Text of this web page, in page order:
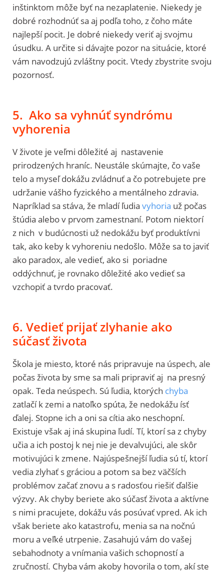
inštinktom môže byť na nezaplatenie. Niekedy je
dobré rozhodnúť sa aj podľa toho, z čoho máte
najlepší pocit. Je dobré niekedy veriť aj svojmu
úsudku. A určite si dávajte pozor na situácie, ktoré
vám navodzujú zvláštny pocit. Vtedy zbystrite svoju
pozornosť.
5. Ako sa vyhnúť syndrómu
vyhorenia
V živote je veľmi dôležité aj nastavenie
prirodzených hraníc. Neustále skúmajte, čo vaše
telo a myseľ dokážu zvládnuť a čo potrebujete pre
udržanie vášho fyzického a mentálneho zdravia.
Napríklad sa stáva, že mladí ľudia vyhoria už počas
štúdia alebo v prvom zamestnaní. Potom niektorí
z nich v budúcnosti už nedokážu byť produktívni
tak, ako keby k vyhoreniu nedošlo. Môže sa to javiť
ako paradox, ale vedieť, ako si poriadne
oddýchnuť, je rovnako dôležité ako vedieť sa
vzchopiť a tvrdo pracovať.
6. Vedieť prijať zlyhanie ako
súčasť života
Škola je miesto, ktoré nás pripravuje na úspech, ale
počas života by sme sa mali pripraviť aj na presný
opak. Teda neúspech. Sú ľudia, ktorých chyba
zatlačí k zemi a natoľko spúta, že nedokážu ísť
ďalej. Stopne ich a oni sa cítia ako neschopní.
Existuje však aj iná skupina ľudí. Tí, ktorí sa z chyby
učia a ich postoj k nej nie je devalvujúci, ale skôr
motivujúci k zmene. Najúspešnejší ľudia sú tí, ktorí
vedia zlyhať s gráciou a potom sa bez väčších
problémov začať znovu a s radosťou riešiť ďalšie
výzvy. Ak chyby beriete ako súčasť života a aktívne
s nimi pracujete, dokážu vás posúvať vpred. Ak ich
však beriete ako katastrofu, menia sa na nočnú
moru a veľké utrpenie. Zasahujú vám do vašej
sebahodnoty a vnímania vašich schopností a
zručností. Chyba vám akoby hovorila o tom, akí ste